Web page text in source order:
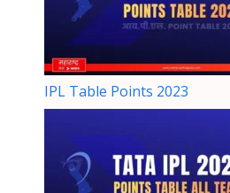
IPL Table Points 2023